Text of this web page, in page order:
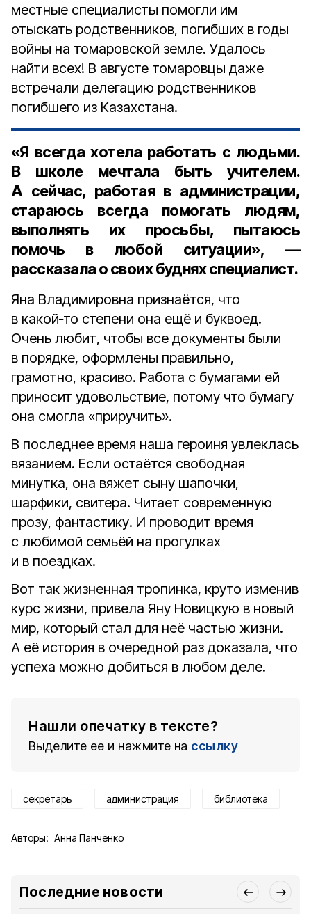
местные специалисты помогли им
отыскать родственников, погибших в годы
войны на томаровской земле. Удалось
найти всех! В августе томаровцы даже
встречали делегацию родственников
погибшего из Казахстана.
«Я всегда хотела работать с людьми.
В школе мечтала быть учителем.
А сейчас, работая в администрации,
стараюсь всегда помогать людям,
выполнять их просьбы, пытаюсь
помочь в любой ситуации», —
рассказала о своих буднях специалист.
Яна Владимировна признаётся, что
в какой‑то степени она ещё и буквоед.
Очень любит, чтобы все документы были
в порядке, оформлены правильно,
грамотно, красиво. Работа с бумагами ей
приносит удовольствие, потому что бумагу
она смогла «приручить».
В последнее время наша героиня увлеклась
вязанием. Если остаётся свободная
минутка, она вяжет сыну шапочки,
шарфики, свитера. Читает современную
прозу, фантастику. И проводит время
с любимой семьёй на прогулках
и в поездках.
Вот так жизненная тропинка, круто изменив
курс жизни, привела Яну Новицкую в новый
мир, который стал для неё частью жизни.
А её история в очередной раз доказала, что
успеха можно добиться в любом деле.
Нашли опечатку в тексте?
Выделите ее и нажмите на ссылку
секретарь администрация библиотека
Авторы: Анна Панченко
Последние новости